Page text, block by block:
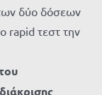
δύο δόσεων
rapid τεστ την